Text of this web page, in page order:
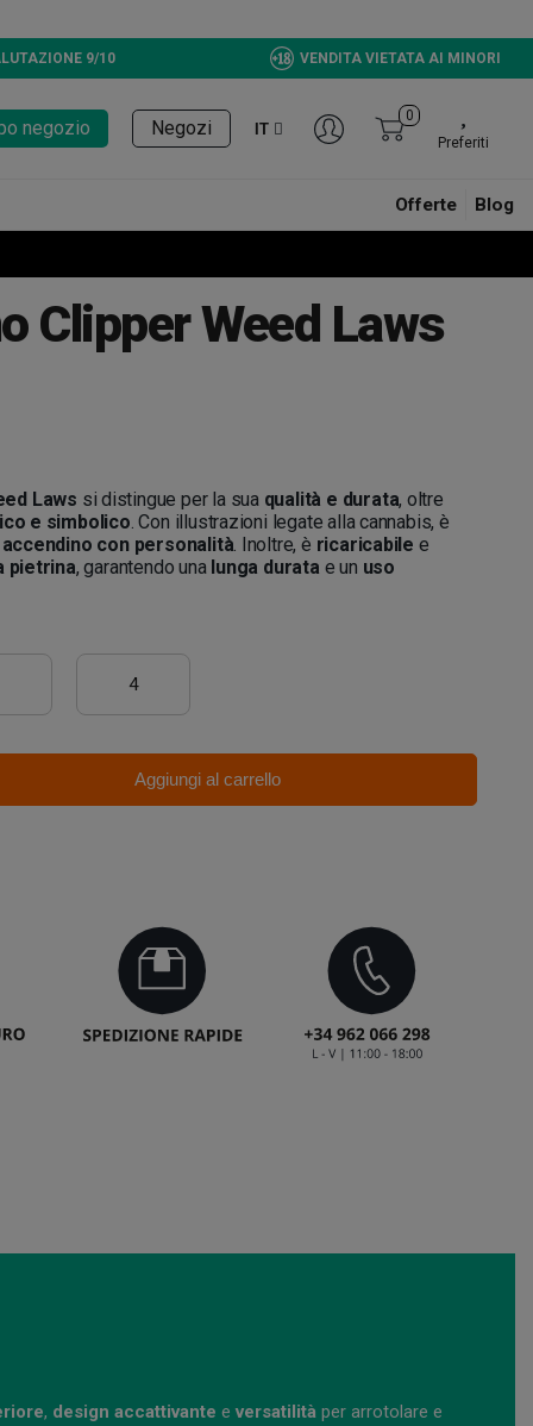
9/10 VENDITA VIETATA AI MINORI
negozio Negozi IT
0
Preferiti
Offerte Blog
Clipper Weed Laws
Laws si distingue per la sua qualità e durata, oltre
e simbolico. Con illustrazioni legate alla cannabis, è
accendino con personalità. Inoltre, è ricaricabile e
pietrina, garantendo una lunga durata e un uso
4
Aggiungi al carrello
, design accattivante e versatilità per arrotolare e